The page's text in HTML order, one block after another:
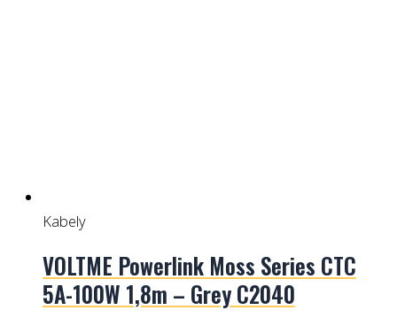
Kabely
VOLTME Powerlink Moss Series CTC
5A-100W 1,8m – Grey C2040